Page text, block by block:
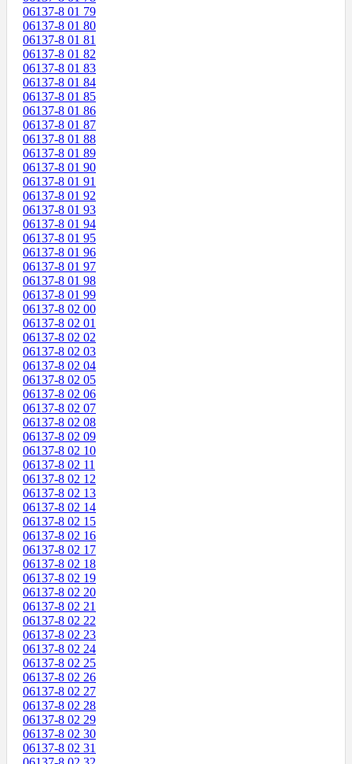
06137-8 01 79
06137-8 01 80
06137-8 01 81
06137-8 01 82
06137-8 01 83
06137-8 01 84
06137-8 01 85
06137-8 01 86
06137-8 01 87
06137-8 01 88
06137-8 01 89
06137-8 01 90
06137-8 01 91
06137-8 01 92
06137-8 01 93
06137-8 01 94
06137-8 01 95
06137-8 01 96
06137-8 01 97
06137-8 01 98
06137-8 01 99
06137-8 02 00
06137-8 02 01
06137-8 02 02
06137-8 02 03
06137-8 02 04
06137-8 02 05
06137-8 02 06
06137-8 02 07
06137-8 02 08
06137-8 02 09
06137-8 02 10
06137-8 02 11
06137-8 02 12
06137-8 02 13
06137-8 02 14
06137-8 02 15
06137-8 02 16
06137-8 02 17
06137-8 02 18
06137-8 02 19
06137-8 02 20
06137-8 02 21
06137-8 02 22
06137-8 02 23
06137-8 02 24
06137-8 02 25
06137-8 02 26
06137-8 02 27
06137-8 02 28
06137-8 02 29
06137-8 02 30
06137-8 02 31